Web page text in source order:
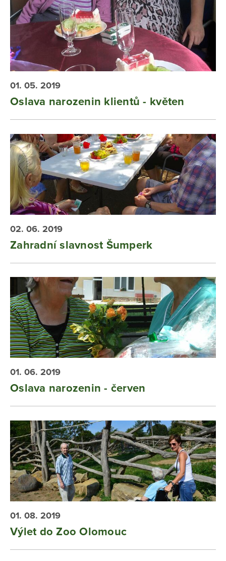
01. 05. 2019
Oslava narozenin klientů - květen
02. 06. 2019
Zahradní slavnost Šumperk
01. 06. 2019
Oslava narozenin - červen
01. 08. 2019
Výlet do Zoo Olomouc